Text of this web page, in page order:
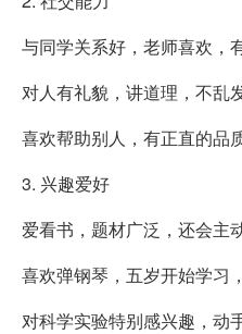
与同学关系好，老师喜欢，
对人有礼貌，讲道理，不乱
喜欢帮助别人，有正直的品质
3. 兴趣爱好
爱看书，题材广泛，还会主
喜欢弹钢琴，五岁开始学习
对科学实验特别感兴趣，动